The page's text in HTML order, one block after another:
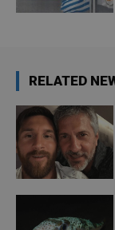
RELATED